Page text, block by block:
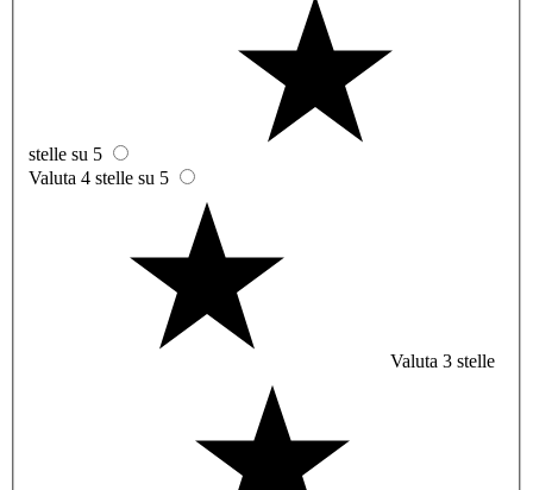
stelle su 5
Valuta 4 stelle su 5
Valuta 3 stelle